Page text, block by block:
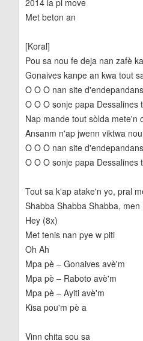
2014 la pi move
Met beton an
[Koral]
Pou sa nou fe deja nan zafè
Gonaives kanpe an kwa tout
O O O nan site
O O O sonje papa Dessalines
Nap mande tout sòlda mete'n
Ansanm n'ap jwenn viktwa
O O O nan site
O O O sonje papa Dessalines
Tout sa k'ap atake'n yo, pral
Shabba Shabba Shabba, men
Hey (8x)
Met tenis nan pye w piti
Oh Ah
Mpa pè – Gonaives avè'm
Mpa pè – Raboto avè'm
Mpa pè – Ayiti avè'm
Kisa pou'm pè a
Vinn chita sou sa